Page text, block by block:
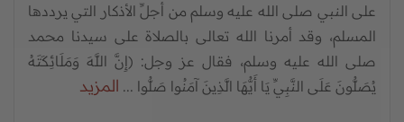
على النبي صلى الله عليه وسلم من أجلِّ الأذكار التي يرددها
المسلم، وقد أمرنا الله تعالى بالصلاة على سيدنا محمد
صلى الله عليه وسلم، فقال عز وجل: (إِنَّ اللَّهَ وَمَلَائِكَتَهُ
يُصَلُّونَ عَلَى النَّبِيِّ يَا أَيُّهَا الَّذِينَ آمَنُوا صَلُّوا ... المزيد